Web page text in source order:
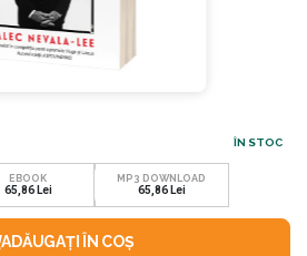
ÎN STOC
EBOOK
65,86 Lei
MP3 DOWNLOAD
65,86 Lei
ADĂUGAȚI ÎN COȘ